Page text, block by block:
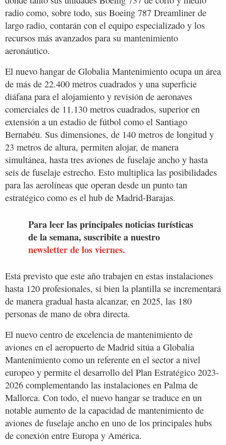
radio como, sobre todo, sus Boeing 787 Dreamliner de
largo radio, contarán con el equipo especializado y los
recursos más avanzados para su mantenimiento
aeronáutico.
El nuevo hangar de Globalia Mantenimiento ocupa un área
de más de 22.400 metros cuadrados y una superficie
diáfana para el alojamiento y revisión de aeronaves
comerciales de 11.130 metros cuadrados, superior en
extensión a un estadio de fútbol como el Santiago
Bernabéu. Sus dimensiones, de 140 metros de longitud y
23 metros de altura, permiten alojar, de manera
simultánea, hasta tres aviones de fuselaje ancho y hasta
seis de fuselaje estrecho. Esto multiplica las posibilidades
para las aerolíneas que operan desde un punto tan
estratégico como es el hub de Madrid-Barajas.
Para leer las principales noticias turísticas
de la semana, suscribite a nuestro
newsletter de los viernes.
Está previsto que este año trabajen en estas instalaciones
hasta 120 profesionales, si bien la plantilla se incrementará
de manera gradual hasta alcanzar, en 2025, las 180
personas de mano de obra directa.
El nuevo centro de excelencia de mantenimiento de
aviones en el aeropuerto de Madrid sitúa a Globalia
Mantenimiento como un referente en el sector a nivel
europeo y permite el desarrollo del Plan Estratégico 2023-
2026 complementando las instalaciones en Palma de
Mallorca. Con todo, el nuevo hangar se traduce en un
notable aumento de la capacidad de mantenimiento de
aviones de fuselaje ancho en uno de los principales hubs
de conexión entre Europa y América.